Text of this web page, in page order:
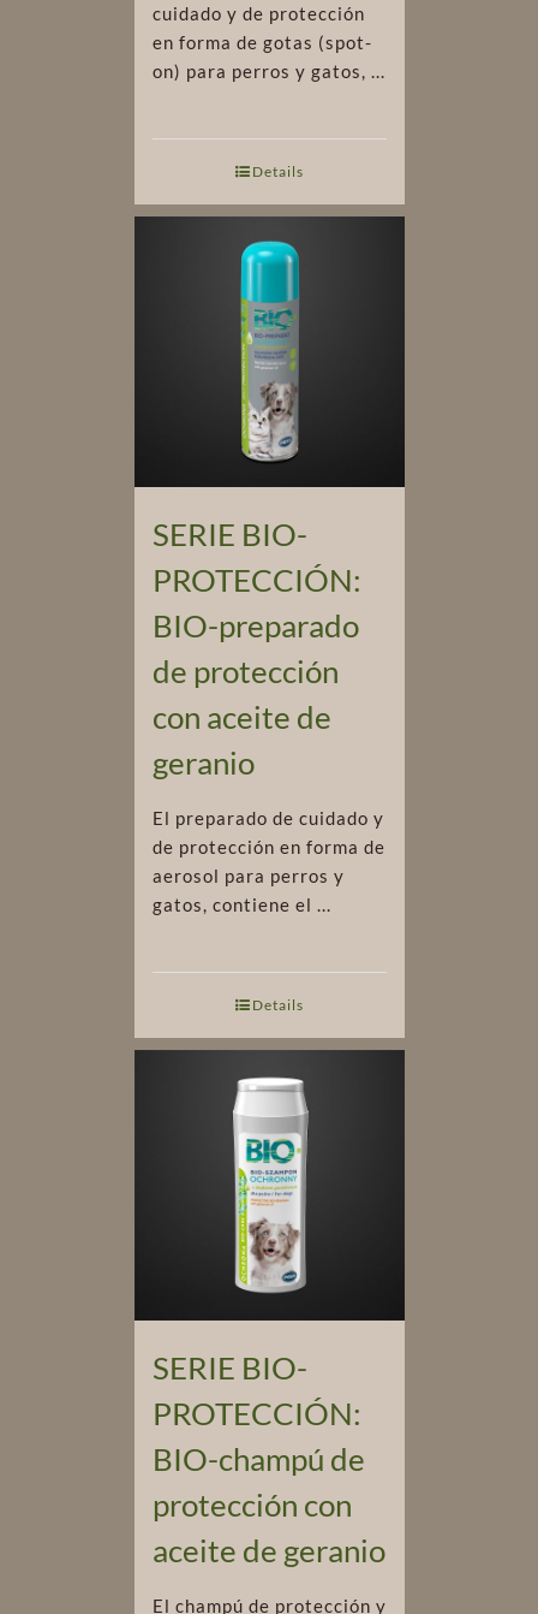
cuidado y de protección
en forma de gotas (spot-
on) para perros y gatos, ...
Details
SERIE BIO-
PROTECCIÓN:
BIO-preparado
de protección
con aceite de
geranio
El preparado de cuidado y
de protección en forma de
aerosol para perros y
gatos, contiene el ...
Details
SERIE BIO-
PROTECCIÓN:
BIO-champú de
protección con
aceite de geranio
El champú de protección y